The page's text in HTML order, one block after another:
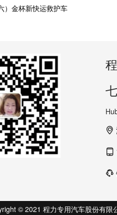
）金杯新快运救护车
© 2021 程力专用汽车股份有限